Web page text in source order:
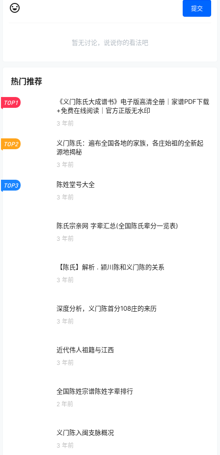
提交
暂无讨论，说说你的看法吧
热门推荐
TOP1
《义门陈氏大成谱书》电子版高清全册｜家谱PDF下载
+免费在线阅读｜官方正版无水印
3 年前
TOP2
义门陈氏：遍布全国各地的家族，各庄始祖的全新起
源地揭秘
3 年前
TOP3 陈姓堂号大全
3 年前
陈氏宗亲网 字辈汇总(全国陈氏辈分一览表)
3 年前
【陈氏】解析 . 颍川陈和义门陈的关系
3 年前
深度分析，义门陈首分108庄的来历
3 年前
近代伟人祖籍与江西
3 年前
全国陈姓宗谱陈姓字辈排行
2 年前
义门陈入闽支脉概况
3 年前